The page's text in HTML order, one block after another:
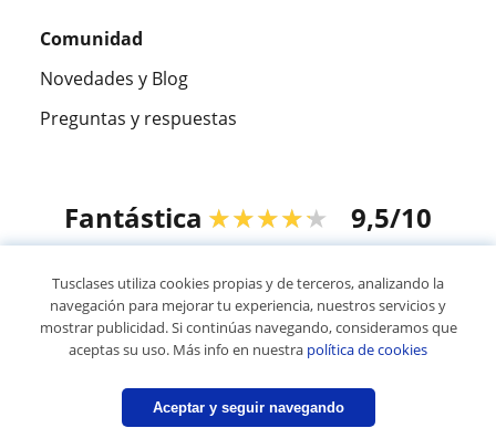
Comunidad
Novedades y Blog
Preguntas y respuestas
Fantástica ★★★★★ 9,5/10
© 2007 - 2026 Tusclases.co
Mapa web:Profesores particulares
Tusclases utiliza cookies propias y de terceros, analizando la
navegación para mejorar tu experiencia, nuestros servicios y
mostrar publicidad. Si continúas navegando, consideramos que
aceptas su uso. Más info en nuestra política de cookies
Aceptar y seguir navegando